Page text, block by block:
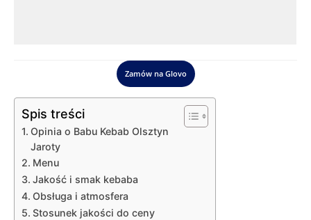
Zamów na Glovo
Spis treści
Opinia o Babu Kebab Olsztyn
Jaroty
Menu
Jakość i smak kebaba
Obsługa i atmosfera
Stosunek jakości do ceny